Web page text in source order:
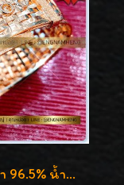
กำไลเข็มขัดทองคำ 96.5% น้ำหนัก 3 บาท หรูหรา สวยมากๆค่ะ